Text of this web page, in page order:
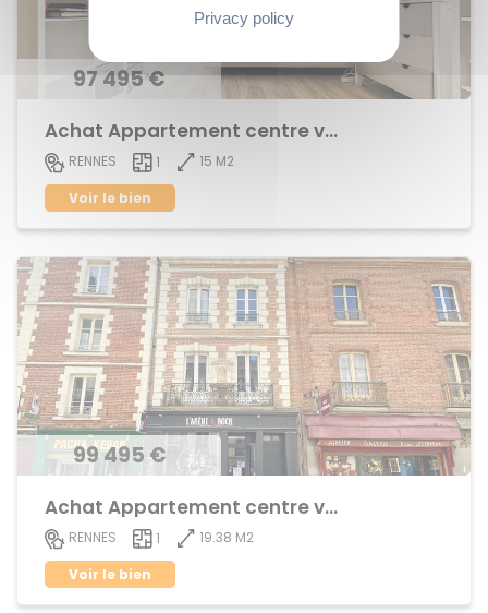
97 495 €
Achat Appartement centre ville
RENNES 1
15 M2
Voir le bien
99 495 €
Achat Appartement centre ville
RENNES 1
19.38 M2
Voir le bien
Privacy policy